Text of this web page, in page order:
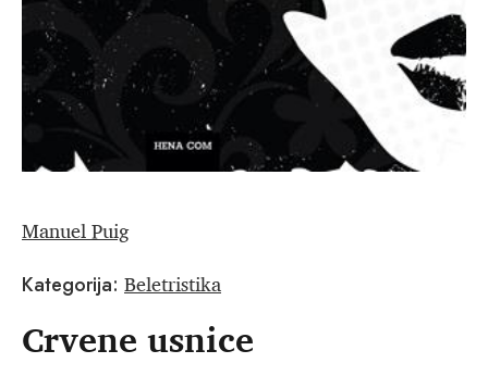
Manuel Puig
Kategorija: Beletristika
Crvene usnice